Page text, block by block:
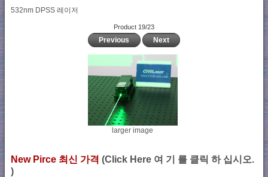
532nm DPSS 레이저
Product 19/23
Previous Next
larger image
New Pirce 최신 가격 (Click Here 여 기 를 클릭 하 십시오.
)